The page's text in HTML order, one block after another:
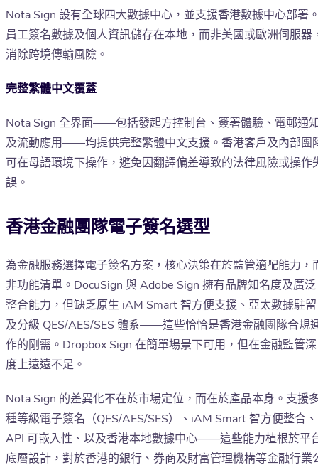
Nota Sign 設有全球四大數據中心，並支援香港數據中心部署
員工簽名數據及個人資訊儲存在本地，而非美國或歐洲伺服器
消除跨境傳輸風險。
完整繁體中文覆蓋
Nota Sign 全界面——包括發起方控制台、簽署體驗、電郵通
及流動應用——均提供完整繁體中文支援。香港客戶及內部團
可在母語環境下操作，避免因翻譯偏差導致的法律風險或操作
誤。
香港金融團隊電子簽名選型
為金融服務選擇電子簽名方案，核心決策在於監管適配能力，
非功能清單。DocuSign 與 Adobe Sign 擁有品牌知名度及廣泛
整合能力，但缺乏原生 iAM Smart 智方便支援、亞太數據駐留
及分級 QES/AES/SES 體系——這些恰恰是香港金融團隊合規
作的剛需。Dropbox Sign 在簡單場景下可用，但在金融監管深
度上遠遠不足。
Nota Sign 的差異化不在於市場定位，而在於產品本身。支援
種等級電子簽名（QES/AES/SES）、iAM Smart 智方便整合、
API 可嵌入性、以及香港本地數據中心——這些能力植根於平
底層設計，對於香港的銀行、券商及財富管理機構等金融行業